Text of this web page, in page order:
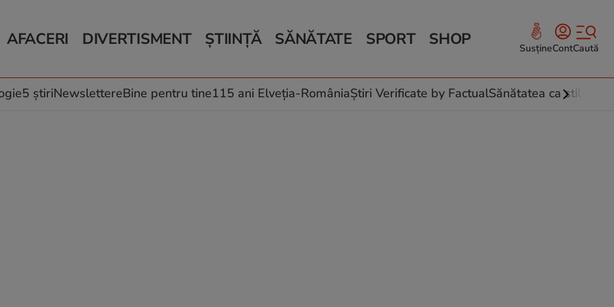
AFACERI
Auto
Locuri de muncă
DIVERTISMENT
Horoscop
Muzică și Filme
ȘTIINȚĂ
Schimbări climatice
SĂNĂTATE
Relații
Rețete culinare
SPORT SHOP SusțineContCaută
5 știriNewslettereBine pentru tine115 ani Elveția-RomâniaȘtiri Verificate by FactualSănătatea ca stil de